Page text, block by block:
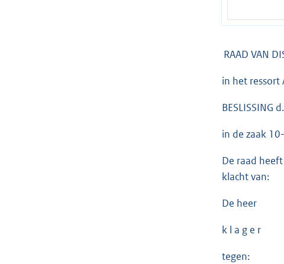
RAAD VAN
in het ressort
BESLISSING
in de zaak
De raad
klacht van:
De heer
k l a g e r
tegen: